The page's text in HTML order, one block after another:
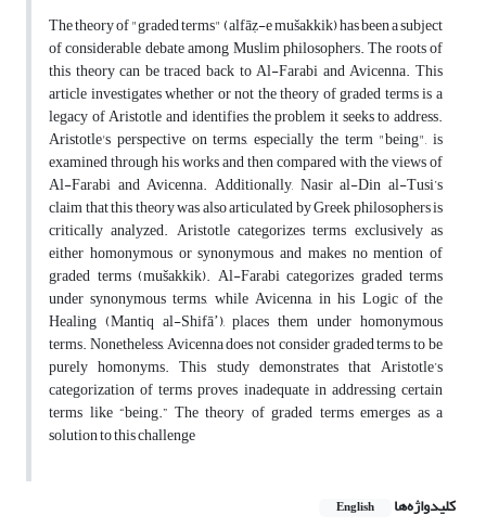
The theory of "graded terms" (alfāẓ-e mušakkik) has been a subject
of considerable debate among Muslim philosophers. The roots of
this theory can be traced back to Al-Farabi and Avicenna. This
article investigates whether or not the theory of graded terms is a
legacy of Aristotle and identifies the problem it seeks to address.
Aristotle's perspective on terms, especially the term "being", is
examined through his works and then compared with the views of
Al-Farabi and Avicenna. Additionally, Nasir al-Din al-Tusi’s
claim that this theory was also articulated by Greek philosophers is
critically analyzed. Aristotle categorizes terms exclusively as
either homonymous or synonymous and makes no mention of
graded terms (mušakkik). Al-Farabi categorizes graded terms
under synonymous terms, while Avicenna, in his Logic of the
Healing (Mantiq al-Shifāʼ), places them under homonymous
terms. Nonetheless, Avicenna does not consider graded terms to be
purely homonyms. This study demonstrates that Aristotle’s
categorization of terms proves inadequate in addressing certain
terms like “being.” The theory of graded terms emerges as a
solution to this challenge
کلیدواژه‌ها English